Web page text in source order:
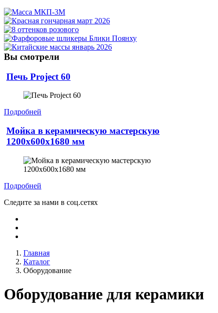
Вы смотрели
Печь Project 60
Подробней
Мойка в керамическую мастерскую
1200х600х1680 мм
Подробней
Следите за нами в соц.сетях
Главная
Каталог
Оборудование
Оборудование для керамики